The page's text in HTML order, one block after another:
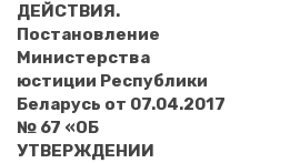
ДЕЙСТВИЯ.
Постановление
Министерства
юстиции Республики
Беларусь от 07.04.2017
№ 67 «ОБ
УТВЕРЖДЕНИИ